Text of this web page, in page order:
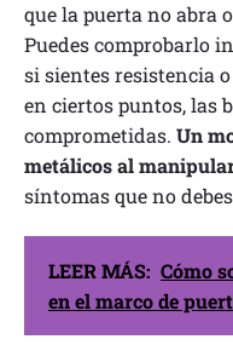
que la puerta no abra
Puedes comprobarlo
si sientes resistencia
en ciertos puntos, las
comprometidas. Un
metálicos al
síntomas que no
LEER MÁS: Cómo
en el marco de